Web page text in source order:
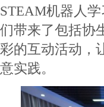
STEAM机器人
们带来了包括协
彩的互动活动，
意实践。